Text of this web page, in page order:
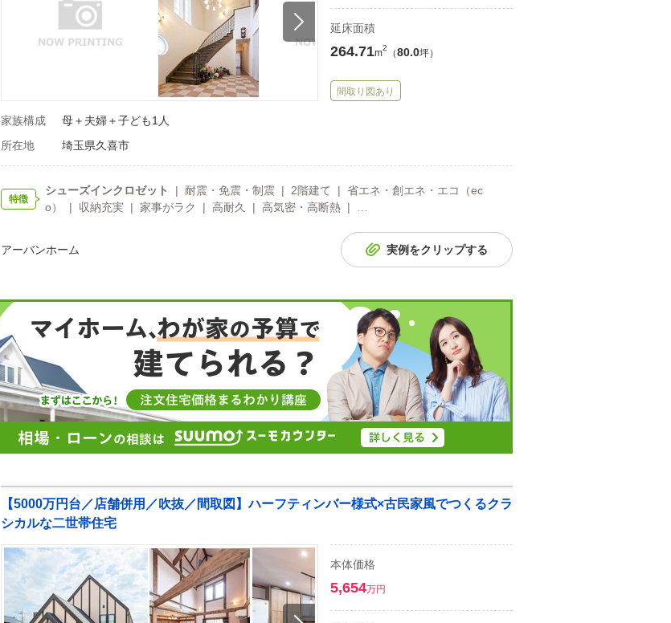
延床面積
264.71m2 （80.0坪）
間取り図あり
家族構成
母＋夫婦＋子ども1人
所在地
埼玉県久喜市
特徴
シューズインクロゼット
| 耐震・免震・制震 | 2階建て | 省エネ・創エネ・エコ（ec
o） | 収納充実 | 家事がラク | 高耐久 | 高気密・高断熱 | …
アーバンホーム 実例をクリップする
【5000万円台／店舗併用／吹抜／間取図】ハーフティンバー様式×古民家風でつくるクラ
シカルな二世帯住宅
本体価格
5,654万円